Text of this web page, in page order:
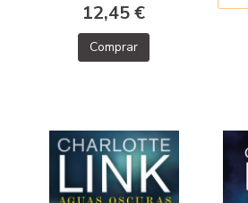
12,45 €
Comprar